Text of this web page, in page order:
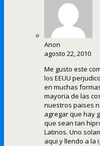
Anon
agosto 22, 2010
Me gusto este
los EEUU
en muchas
mayoria de las
nuestros paises
agregar que hay
que sean tan
Latinos. Uno
aqui y llendo a la